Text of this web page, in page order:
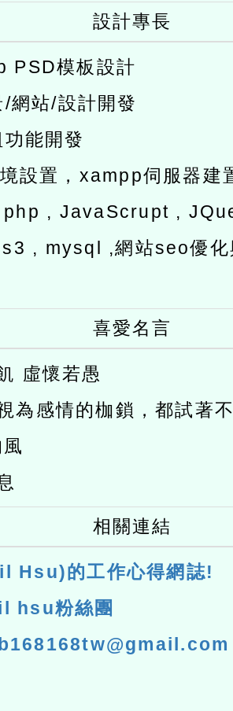
設計專長
PSD模板設計
網站/設計開發
能開發
設置，xampp伺服器建
php , JavaScrupt ,
, mysql ,網站seo優化
喜愛名言
虛懷若愚
為感情的枷鎖，都試著
相關連結
Hsu)的工作心得網誌!
hsu粉絲團